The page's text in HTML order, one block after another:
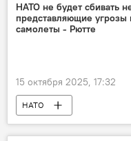
НАТО не будет сбивать
представляющие угрозы
самолеты - Рютте
15 октября 2025, 17:32
НАТО